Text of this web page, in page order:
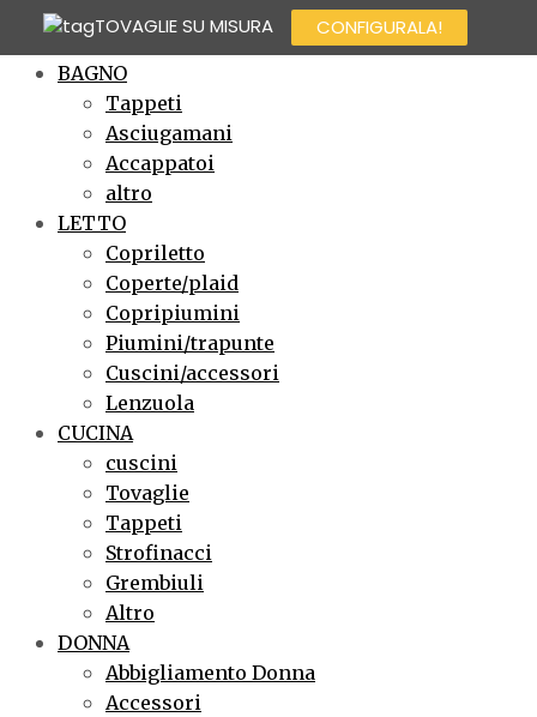
BAGNO
Tappeti
Asciugamani
Accappatoi
altro
LETTO
Copriletto
Coperte/plaid
Copripiumini
Piumini/trapunte
Cuscini/accessori
Lenzuola
CUCINA
cuscini
Tovaglie
Tappeti
Strofinacci
Grembiuli
Altro
DONNA
Abbigliamento Donna
Accessori
TOVAGLIE SU MISURA CONFIGURALA!